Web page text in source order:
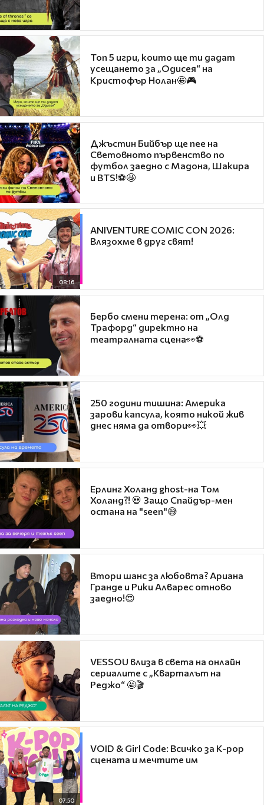
Топ 5 игри, които ще ти дадат
усещането за „Одисея“ на
Кристофър Нолан🤩🎮
Джъстин Бийбър ще пее на
Световното първенство по
футбол заедно с Мадона, Шакира
и BTS!⚽🤩
08:16
ANIVENTURE COMIC CON 2026:
Влязохме в друг свят!
Бербо смени терена: от „Олд
Трафорд“ директно на
театралната сцена👀⚽
250 години тишина: Америка
зарови капсула, която никой жив
днес няма да отвори👀💥
Ерлинг Холанд ghost-на Том
Холанд?! 💀 Защо Спайдър-мен
остана на "seen"😅
Втори шанс за любовта? Ариана
Гранде и Рики Алварес отново
заедно!😍
VESSOU влиза в света на онлайн
сериалите с „Кварталът на
Реджо“ 🤩🎬
07:50
VOID & Girl Code: Всичко за K-pop
сцената и мечтите им